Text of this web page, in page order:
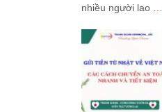
nhiều người lao …